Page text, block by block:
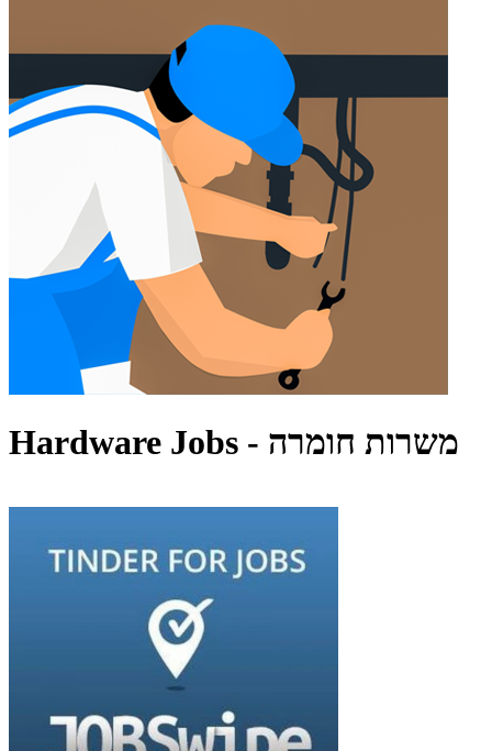
Hardware Jobs - משרות חומרה